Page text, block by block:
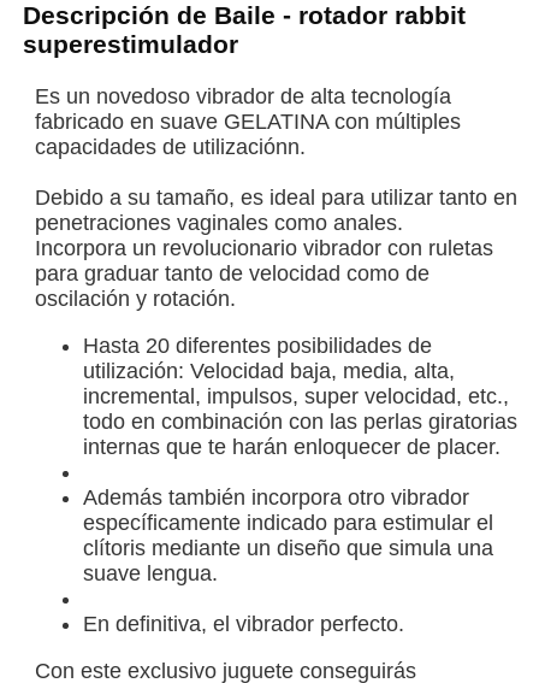
Descripción de Baile - rotador rabbit
superestimulador
Es un novedoso vibrador de alta tecnología
fabricado en suave GELATINA con múltiples
capacidades de utilizaciónn.
Debido a su tamaño, es ideal para utilizar tanto en
penetraciones vaginales como anales.
Incorpora un revolucionario vibrador con ruletas
para graduar tanto de velocidad como de
oscilación y rotación.
Hasta 20 diferentes posibilidades de
utilización: Velocidad baja, media, alta,
incremental, impulsos, super velocidad, etc.,
todo en combinación con las perlas giratorias
internas que te harán enloquecer de placer.
Además también incorpora otro vibrador
específicamente indicado para estimular el
clítoris mediante un diseño que simula una
suave lengua.
En definitiva, el vibrador perfecto.
Con este exclusivo juguete conseguirás